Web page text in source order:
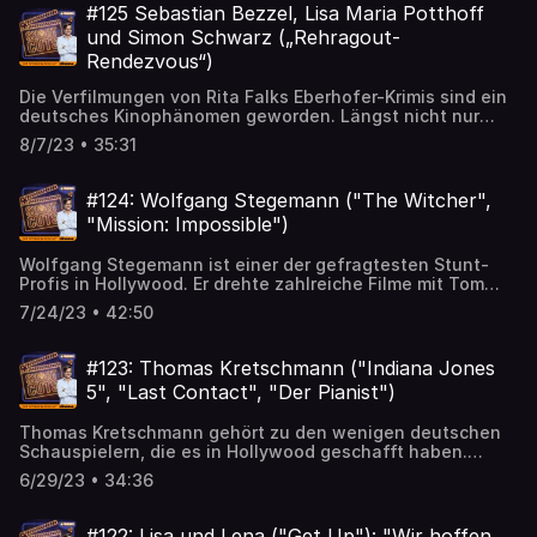
(Kinostart: 31. August). Über sein Romandebüt und die
Verfilmung spricht er mit Oliver Noelle. Beide teilen zudem
eine Leidenschaft für den FC St. Pauli und haben damit
einige Gesprächsthemen.
#125 Sebastian Bezzel, Lisa Maria Potthoff
und Simon Schwarz („Rehragout-
Rendezvous“)
Die Verfilmungen von Rita Falks Eberhofer-Krimis sind ein
deutsches Kinophänomen geworden. Längst nicht nur
Bayern schauen sich die Komödien über Provinzpolizisten
Franz Eberhofer (Sebastian Bezzel) an. Am 10. August
der Reihe in die Kinos. In den CINEMA Shortcuts spricht
Ralf Blau mit Sebastian Bezzel, Lisa Maria Potthoff (Susi)
und Simon Schwarz (Rudi) über den Erfolg der Reihe, den
den dreien schon darüber nachgedacht hat,
auszusteigen.
8/7/23 • 35:31
#124: Wolfgang Stegemann ("The Witcher",
"Mission: Impossible")
Wolfgang Stegemann ist einer der gefragtesten Stunt-
Profis in Hollywood. Er drehte zahlreiche Filme mit Tom
Cruise, zuletzt "Mission: Impossible – Dead Reckoning".
Aber auch am Netflix-Hit "The Witcher" mit Henry Cavill
Zusammenarbeit mit den Schauspielstars, seine Anfänge
im Geschäft und besonders herausfordernde Drehs.
7/24/23 • 42:50
#123: Thomas Kretschmann ("Indiana Jones
5", "Last Contact", "Der Pianist")
Thomas Kretschmann gehört zu den wenigen deutschen
Schauspielern, die es in Hollywood geschafft haben.
Gerade ist er neben Harrison Ford im fünften Teil von
"Indiana Jones" zu sehen und drehte schon mit
Roman Polanski. Aber auch in deutschen Produktionen
6/29/23 • 34:36